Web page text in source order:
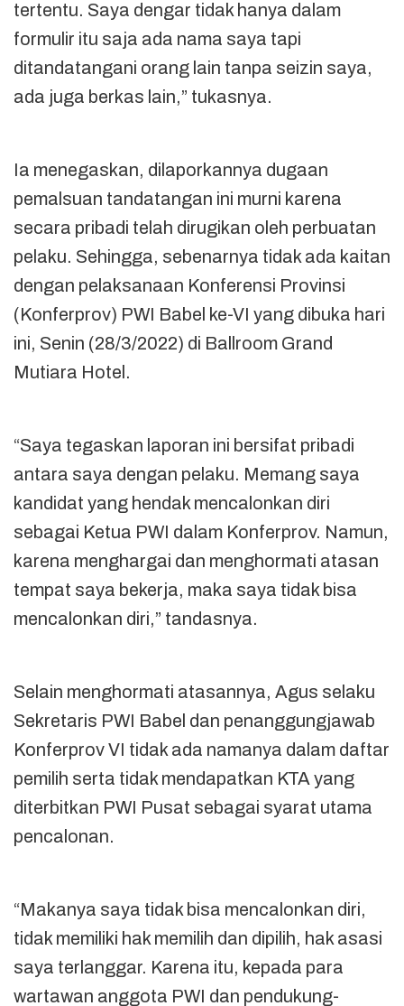
tertentu. Saya dengar tidak hanya dalam
formulir itu saja ada nama saya tapi
ditandatangani orang lain tanpa seizin saya,
ada juga berkas lain,” tukasnya.
Ia menegaskan, dilaporkannya dugaan
pemalsuan tandatangan ini murni karena
secara pribadi telah dirugikan oleh perbuatan
pelaku. Sehingga, sebenarnya tidak ada kaitan
dengan pelaksanaan Konferensi Provinsi
(Konferprov) PWI Babel ke-VI yang dibuka hari
ini, Senin (28/3/2022) di Ballroom Grand
Mutiara Hotel.
“Saya tegaskan laporan ini bersifat pribadi
antara saya dengan pelaku. Memang saya
kandidat yang hendak mencalonkan diri
sebagai Ketua PWI dalam Konferprov. Namun,
karena menghargai dan menghormati atasan
tempat saya bekerja, maka saya tidak bisa
mencalonkan diri,” tandasnya.
Selain menghormati atasannya, Agus selaku
Sekretaris PWI Babel dan penanggungjawab
Konferprov VI tidak ada namanya dalam daftar
pemilih serta tidak mendapatkan KTA yang
diterbitkan PWI Pusat sebagai syarat utama
pencalonan.
“Makanya saya tidak bisa mencalonkan diri,
tidak memiliki hak memilih dan dipilih, hak asasi
saya terlanggar. Karena itu, kepada para
wartawan anggota PWI dan pendukung-